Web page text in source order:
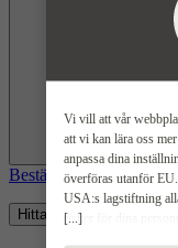
[...]
Vi vill att vår
att vi kan lära oss
anpassa dina
överföras utanför
USA:s lagstiftning
risker för dina
Beställ katalog
Hitta på sidan